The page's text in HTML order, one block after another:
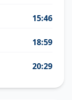
15:46
18:59
20:29